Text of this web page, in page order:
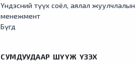
Үндэсний түүх соёл, аялал жуулчлалын
менежмент
Бүгд
СУМДУУДААР ШҮҮЖ ҮЗЭХ